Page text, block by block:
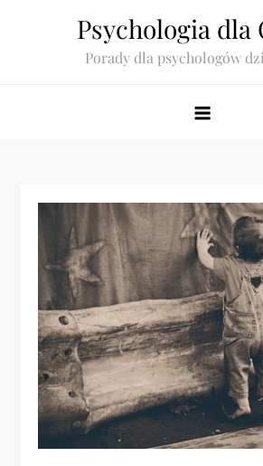
Psychologia dla
Porady dla psychologów